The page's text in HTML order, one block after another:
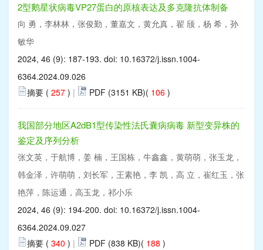
2型鹅星状病毒VP27蛋白的原核表达及多克隆抗体制备
向 勇，李林林，张俊勤，董嘉文，黄允真，翟 颀，杨 希，孙
敏华
2024, 46 (9): 187-193. doi: 10.16372/j.issn.1004-
6364.2024.09.026
摘要 ( 257 ) | PDF (3151 KB)( 106 )
我国部分地区A2dB1型传染性法氏囊病病毒 新型变异株的
鉴定及序列分析
张文英，于航博，姜 楠，王国栋，牛鑫鑫，黄萌萌，张玉龙，
韩金泽，许萌萌，刘长军，王素艳，李 凯，高 立，崔红玉，张
艳萍，陈运通，高玉龙，祁小乐
2024, 46 (9): 194-200. doi: 10.16372/j.issn.1004-
6364.2024.09.027
摘要 ( 340 ) | PDF (838 KB)( 188 )